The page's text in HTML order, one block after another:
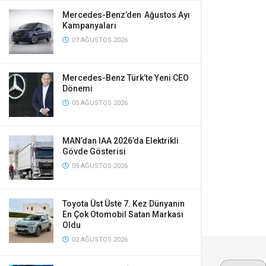
Mercedes-Benz’den Ağustos Ayı
Kampanyaları
07 AĞUSTOS 2026
Mercedes-Benz Türk’te Yeni CEO
Dönemi
05 AĞUSTOS 2026
MAN’dan IAA 2026’da Elektrikli
Gövde Gösterisi
05 AĞUSTOS 2026
Toyota Üst Üste 7. Kez Dünyanın
En Çok Otomobil Satan Markası
Oldu
02 AĞUSTOS 2026